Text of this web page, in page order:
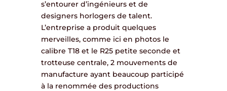
s’entourer d’ingénieurs et de
designers horlogers de talent.
L’entreprise a produit quelques
merveilles, comme ici en photos le
calibre T18 et le R25 petite seconde et
trotteuse centrale, 2 mouvements de
manufacture ayant beaucoup participé
à la renommée des productions